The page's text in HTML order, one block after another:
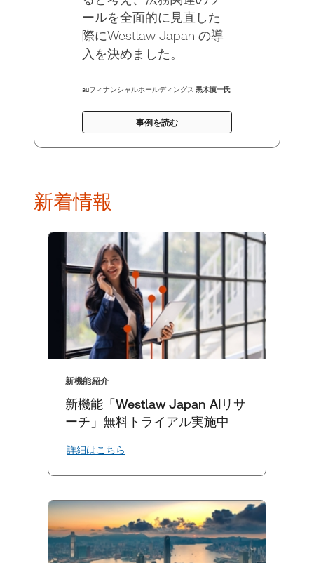
ールを全面的に見直した
際にWestlaw Japan の導
入を決めました。
auフィナンシャルホールディングス 黒木慎一氏
事例を読む
新着情報
新機能紹介
新機能「Westlaw Japan AIリサ
ーチ」無料トライアル実施中
詳細はこちら